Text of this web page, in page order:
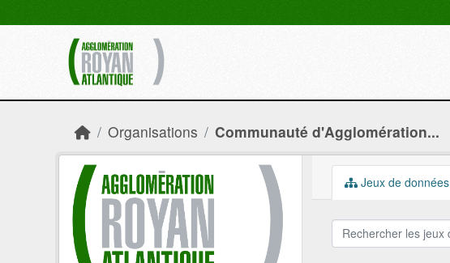
Organisations Communauté d'Agglomération...
Jeux de données